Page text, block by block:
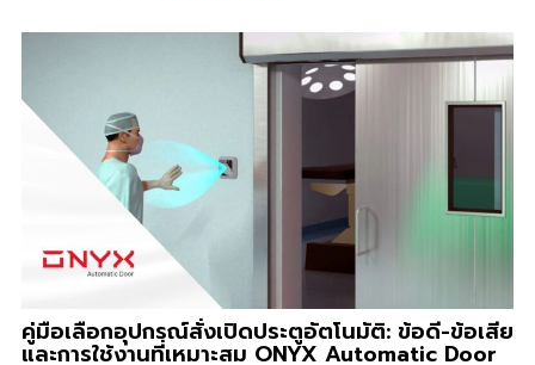
คู่มือเลือกอุปกรณ์สั่งเปิดประตูอัตโนมัติ: ข้อดี-ข้อเสีย
และการใช้งานที่เหมาะสม ONYX Automatic Door